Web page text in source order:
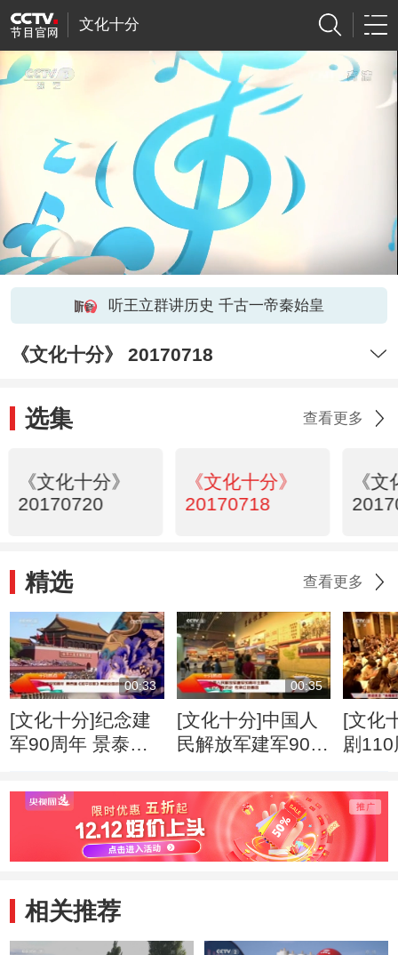
文化十分
听王立群讲历史 千古一帝秦始皇
《文化十分》 20170718
选集 查看更多
《文化十分》
20170720
《文化十分》
20170718
《
精选 查看更多
00:33
[文化十分]纪念建
军90周年 景泰蓝
全国政协礼堂
00:35
[文化十分]中国人
民解放军建军90周
辉历史 传承红色
基因
[文化
剧
相关推荐